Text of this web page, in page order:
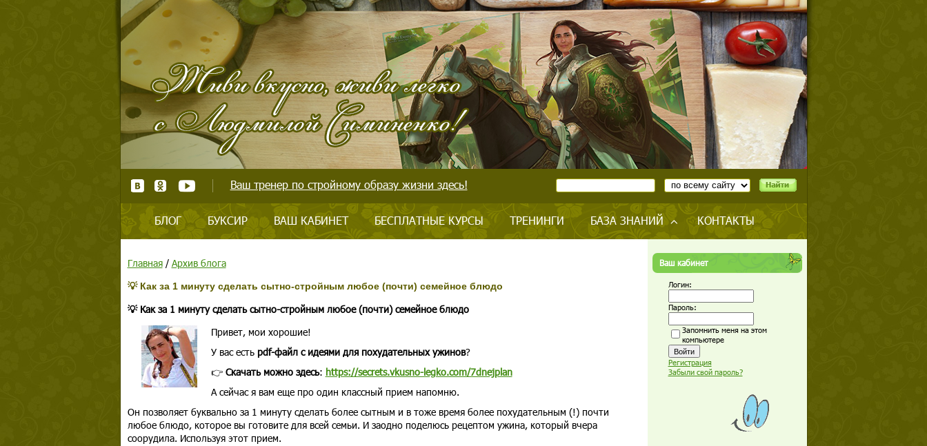
Ваш тренер по стройному образу жизни здесь!
БЛОГ БУКСИР ВАШ КАБИНЕТ БЕСПЛАТНЫЕ КУРСЫ ТРЕНИНГИ БАЗА ЗНАНИЙ КОНТАКТЫ
Главная/ Архив блога
💡 Как за 1 минуту сделать сытно-стройным любое (почти) семейное блюдо
💡 Как за 1 минуту сделать сытно-стройным любое (почти) семейное блюдо
Привет, мои хорошие!
У вас есть pdf-файл с идеями для похудательных ужинов?
👉 Скачать можно здесь: https://secrets.vkusno-legko.com/7dnejplan
А сейчас я вам еще про один классный прием напомню.
Он позволяет буквально за 1 минуту сделать более сытным и в тоже время более похудательным (!) почти
любое блюдо, которое вы готовите для всей семьи. И заодно поделюсь рецептом ужина, который вчера
соорудила. Используя этот прием.
Ваш кабинет
Логин:
Пароль:
Запомнить меня на этом
компьютере
Регистрация
Забыли свой пароль?